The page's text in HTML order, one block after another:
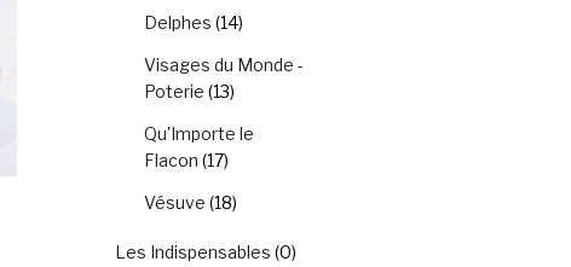
Delphes (14)
Visages du Monde -
Poterie (13)
Qu'Importe le
Flacon (17)
Vésuve (18)
Les Indispensables (0)